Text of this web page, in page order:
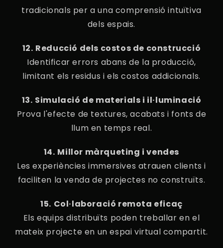
tradicionals per a una comprensió intuïtiva
dels espais.
12.⁠ ⁠Reducció dels costos de construcció
Identificar errors abans de la producció,
limitant els residus i els costos addicionals.
13.⁠ ⁠Simulació de materials i il·luminació
Prova l'efecte de textures, acabats i fonts de
llum en temps real.
14.⁠ ⁠Millor màrqueting i vendes
Les experiències immersives atrauen clients i
faciliten la venda de projectes no construïts.
15.⁠ ⁠Col·laboració remota eficaç
Els equips distribuïts poden treballar en el
mateix projecte en un espai virtual compartit.